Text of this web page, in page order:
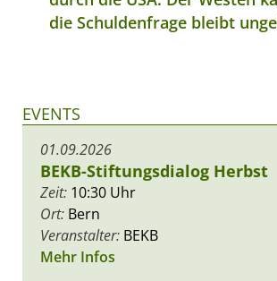
die Schuldenfrage bleibt
EVENTS
01.09.2026
BEKB-Stiftungsdialog Herbst
Zeit: 10:30 Uhr
Ort: Bern
Veranstalter: BEKB
Mehr Infos